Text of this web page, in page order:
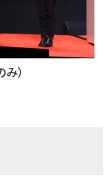
）